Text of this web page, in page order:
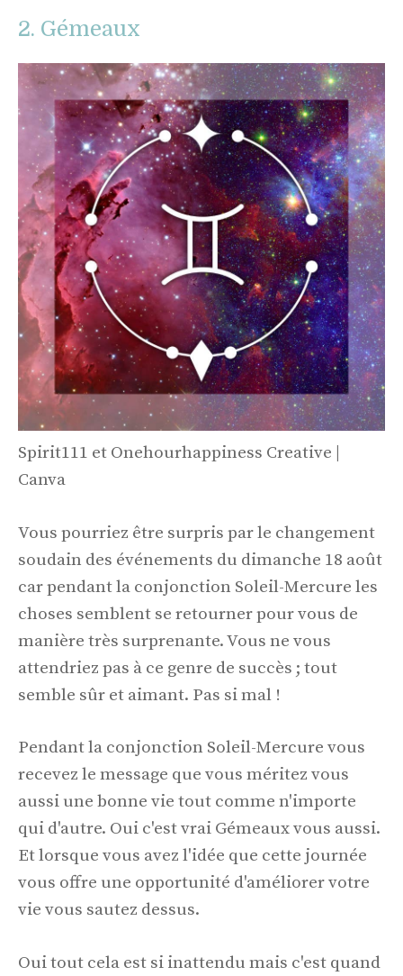
2. Gémeaux
Spirit111 et Onehourhappiness Creative |
Canva
Vous pourriez être surpris par le changement
soudain des événements du dimanche 18 août
car pendant la conjonction Soleil-Mercure les
choses semblent se retourner pour vous de
manière très surprenante. Vous ne vous
attendriez pas à ce genre de succès ; tout
semble sûr et aimant. Pas si mal !
Pendant la conjonction Soleil-Mercure vous
recevez le message que vous méritez vous
aussi une bonne vie tout comme n'importe
qui d'autre. Oui c'est vrai Gémeaux vous aussi.
Et lorsque vous avez l'idée que cette journée
vous offre une opportunité d'améliorer votre
vie vous sautez dessus.
Oui tout cela est si inattendu mais c'est quand